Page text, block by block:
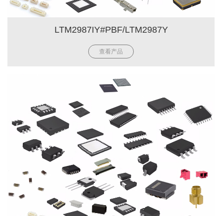
LTM2987IY#PBF/LTM2987Y
查看产品